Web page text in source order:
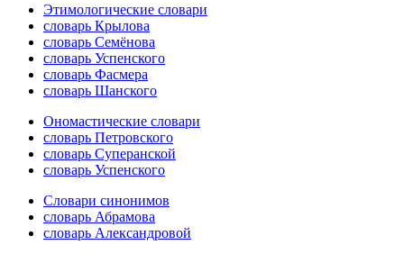
Этимологические словари
словарь Крылова
словарь Семёнова
словарь Успенского
словарь Фасмера
словарь Шанского
Ономастические словари
словарь Петровского
словарь Суперанской
словарь Успенского
Словари синонимов
словарь Абрамова
словарь Александровой